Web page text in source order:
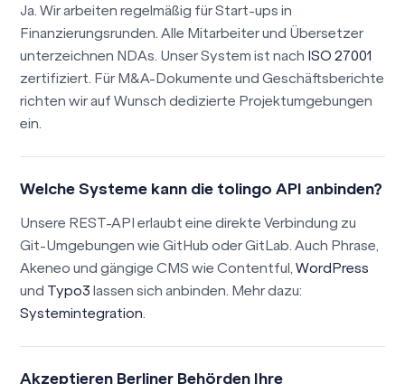
Ja. Wir arbeiten regelmäßig für Start-ups in
Finanzierungsrunden. Alle Mitarbeiter und Übersetzer
unterzeichnen NDAs. Unser System ist nach ISO 27001
zertifiziert. Für M&A-Dokumente und Geschäftsberichte
richten wir auf Wunsch dedizierte Projektumgebungen
ein.
Welche Systeme kann die tolingo API anbinden?
Unsere REST-API erlaubt eine direkte Verbindung zu
Git-Umgebungen wie GitHub oder GitLab. Auch Phrase,
Akeneo und gängige CMS wie Contentful,WordPress
und Typo3 lassen sich anbinden. Mehr dazu:
Systemintegration.
Akzeptieren Berliner Behörden Ihre